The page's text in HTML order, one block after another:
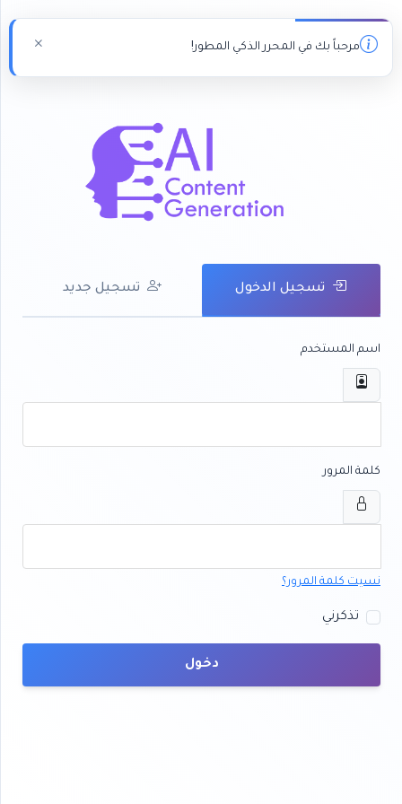
تسجيل الدخول تسجيل جديد
اسم المستخدم
كلمة المرور
نسيت كلمة المرور؟
تذكرني
دخول
مرحباً بك في المحرر الذكي المطور!